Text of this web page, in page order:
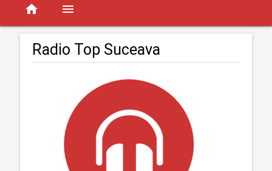
home menu
Radio Top Suceava